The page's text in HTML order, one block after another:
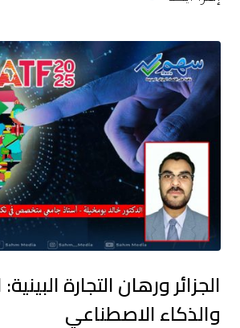
الجزائر ورهان التجارة
والذكاء الاصطناعي